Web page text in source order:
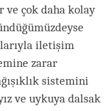
ve çok daha kolay
iletişim
zarar
sistemini
ve uykuya dalsak